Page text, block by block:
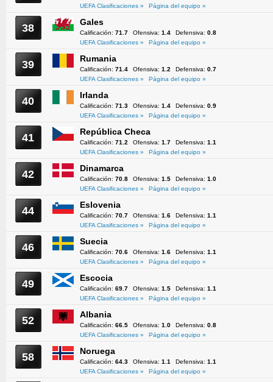
UEFA Clasificaciones »
Página del equipo »
38 Gales
Calificación: 71.7 Ofensiva: 1.4 Defensiva: 0.8
UEFA Clasificaciones »
Página del equipo »
39 Rumania
Calificación: 71.4 Ofensiva: 1.2 Defensiva: 0.7
UEFA Clasificaciones »
Página del equipo »
40 Irlanda
Calificación: 71.3 Ofensiva: 1.4 Defensiva: 0.9
UEFA Clasificaciones »
Página del equipo »
41 República Checa
Calificación: 71.2 Ofensiva: 1.7 Defensiva: 1.1
UEFA Clasificaciones »
Página del equipo »
42 Dinamarca
Calificación: 70.8 Ofensiva: 1.5 Defensiva: 1.0
UEFA Clasificaciones »
Página del equipo »
44 Eslovenia
Calificación: 70.7 Ofensiva: 1.6 Defensiva: 1.1
UEFA Clasificaciones »
Página del equipo »
46 Suecia
Calificación: 70.6 Ofensiva: 1.6 Defensiva: 1.1
UEFA Clasificaciones »
Página del equipo »
49 Escocia
Calificación: 69.7 Ofensiva: 1.5 Defensiva: 1.1
UEFA Clasificaciones »
Página del equipo »
52 Albania
Calificación: 66.5 Ofensiva: 1.0 Defensiva: 0.8
UEFA Clasificaciones »
Página del equipo »
58 Noruega
Calificación: 64.3 Ofensiva: 1.1 Defensiva: 1.1
UEFA Clasificaciones »
Página del equipo »